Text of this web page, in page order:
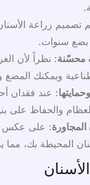
تصميم زراعة
بضع سنوات.
محسّنة: نظراً لأن
ويمكنك المضغ
: عند فقدان
والحفاظ على
المجاورة: على عكس
المحيطة بك،